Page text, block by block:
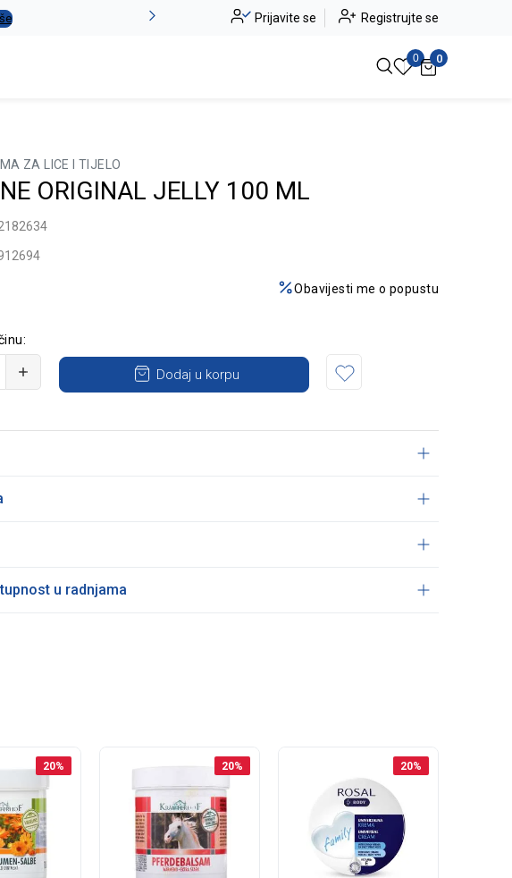
Alma Ras do -50% Pogledaj više
Prijavite se Registrujte se
0 0
ZA LICE I TIJELO
ORIGINAL JELLY 100 ML
Obavijesti me o popustu
Dodaj u korpu
u radnjama
20% 20% 20%